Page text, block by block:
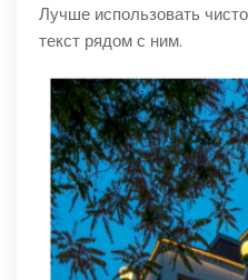
Лучше использовать
текст рядом с ним.